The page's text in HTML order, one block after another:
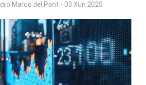
Marcó del Pont - 03 Xun 2025